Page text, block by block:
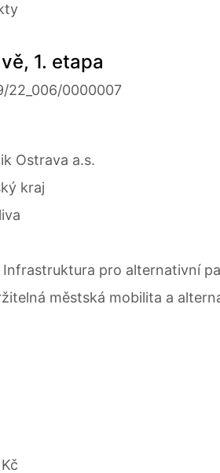
1. etapa
22_006/0000007
Ostrava a.s.
kraj
Infrastruktura pro alternativní
městská mobilita a